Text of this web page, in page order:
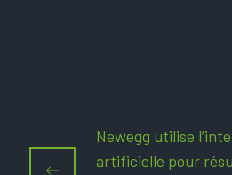
Newegg utilise
artificielle pour